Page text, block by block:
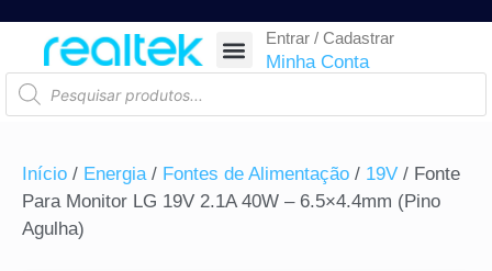
Entrar / Cadastrar
Minha Conta
Início / Energia/ Fontes de Alimentação / 19V / Fonte
Para Monitor LG 19V 2.1A 40W – 6.5×4.4mm (Pino
Agulha)